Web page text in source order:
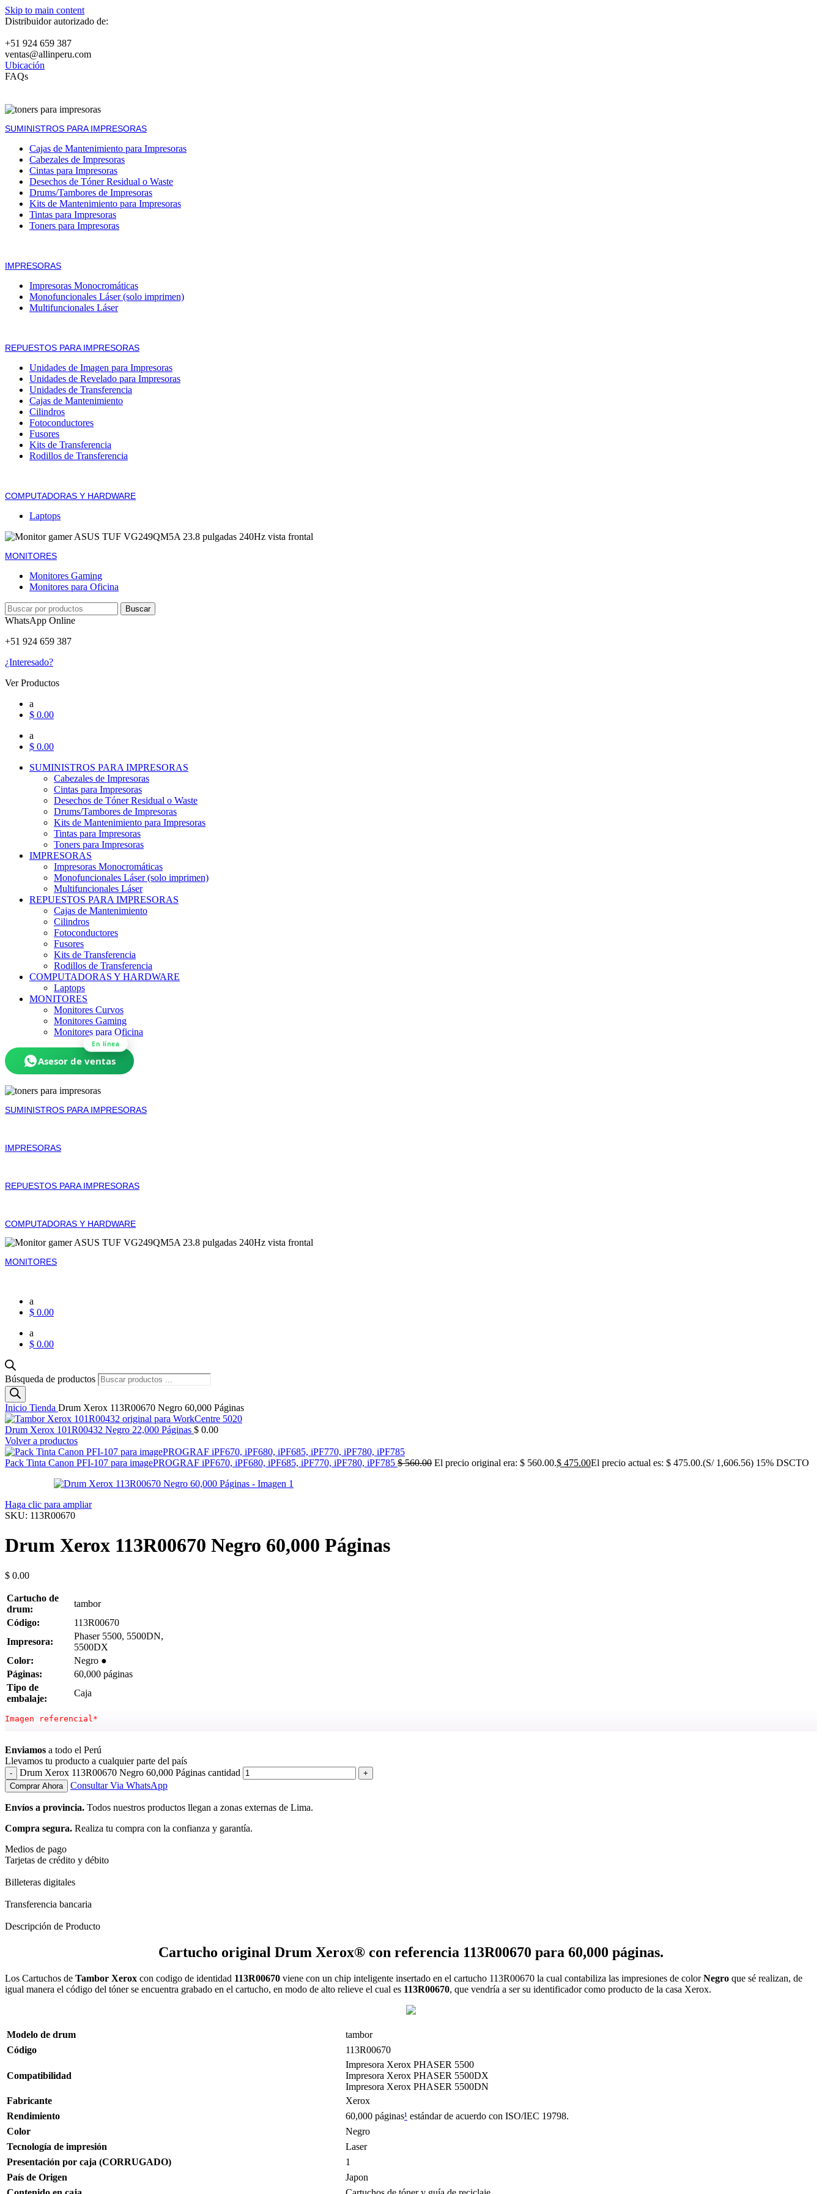
Skip to main content
Distribuidor autorizado de:
+51 924 659 387
ventas@allinperu.com
Ubicación
FAQs
SUMINISTROS PARA IMPRESORAS
Cajas de Mantenimiento para Impresoras
Cabezales de Impresoras
Cintas para Impresoras
Desechos de Tóner Residual o Waste
Drums/Tambores de Impresoras
Kits de Mantenimiento para Impresoras
Tintas para Impresoras
Toners para Impresoras
IMPRESORAS
Impresoras Monocromáticas
Monofuncionales Láser (solo imprimen)
Multifuncionales Láser
REPUESTOS PARA IMPRESORAS
Unidades de Imagen para Impresoras
Unidades de Revelado para Impresoras
Unidades de Transferencia
Cajas de Mantenimiento
Cilindros
Fotoconductores
Fusores
Kits de Transferencia
Rodillos de Transferencia
COMPUTADORAS Y HARDWARE
Laptops
MONITORES
Monitores Gaming
Monitores para Oficina
Buscar
WhatsApp Online
+51 924 659 387
¿Interesado?
Ver Productos
a
$ 0.00
a
$ 0.00
SUMINISTROS PARA IMPRESORAS
Cabezales de Impresoras
Cintas para Impresoras
Desechos de Tóner Residual o Waste
Drums/Tambores de Impresoras
Kits de Mantenimiento para Impresoras
Tintas para Impresoras
Toners para Impresoras
IMPRESORAS
Impresoras Monocromáticas
Monofuncionales Láser (solo imprimen)
Multifuncionales Láser
REPUESTOS PARA IMPRESORAS
Cajas de Mantenimiento
Cilindros
Fotoconductores
Fusores
Kits de Transferencia
Rodillos de Transferencia
COMPUTADORAS Y HARDWARE
Laptops
MONITORES
Monitores Curvos
Monitores Gaming
Monitores para Oficina
En línea
Asesor de ventas
SUMINISTROS PARA IMPRESORAS
IMPRESORAS
REPUESTOS PARA IMPRESORAS
COMPUTADORAS Y HARDWARE
MONITORES
a
$ 0.00
a
$ 0.00
Búsqueda de productos
Inicio Tienda Drum Xerox 113R00670 Negro 60,000 Páginas
Drum Xerox 101R00432 Negro 22,000 Páginas $ 0.00
Volver a productos
Pack Tinta Canon PFI-107 para imagePROGRAF iPF670, iPF680, iPF685, iPF770, iPF780, iPF785 $560.00 El precio original era: $ 560.00.$ 475.00El precio actual es: $ 475.00.(S/ 1,606.56) 15% DSCTO
Haga clic para ampliar
SKU: 113R00670
Drum Xerox 113R00670 Negro 60,000 Páginas
$ 0.00
Cartucho de
drum:
tambor
Código:
113R00670
Impresora:
Phaser 5500, 5500DN,
5500DX
Color:
Negro ●
Páginas:
60,000 páginas
Tipo de
embalaje:
Caja
Imagen referencial*
Enviamos a todo el Perú
Llevamos tu producto a cualquier parte del país
Drum Xerox 113R00670 Negro 60,000 Páginas cantidad
Comprar Ahora Consultar Via WhatsApp
Envíos a provincia. Todos nuestros productos llegan a zonas externas de Lima.
Compra segura. Realiza tu compra con la confianza y garantía.
Medios de pago
Tarjetas de crédito y débito
Billeteras digitales
Transferencia bancaria
Descripción de Producto
Cartucho original Drum Xerox® con referencia 113R00670 para 60,000 páginas.
Los Cartuchos de Tambor Xerox con codigo de identidad 113R00670 viene con un chip inteligente insertado en el cartucho 113R00670 la cual contabiliza las impresiones de colorNegro que sé realizan, de
igual manera el código del tóner se encuentra grabado en el cartucho, en modo de alto relieve el cual es 113R00670, que vendría a ser su identificador como producto de la casa Xerox.
Modelo de drum
tambor
Código
113R00670
Compatibilidad
Impresora Xerox PHASER 5500
Impresora Xerox PHASER 5500DX
Impresora Xerox PHASER 5500DN
Fabricante
Xerox
Rendimiento
60,000 páginas¹ estándar de acuerdo con ISO/IEC 19798.
Color
Negro
Tecnología de impresión
Laser
Presentación por caja (CORRUGADO)
1
País de Origen
Japon